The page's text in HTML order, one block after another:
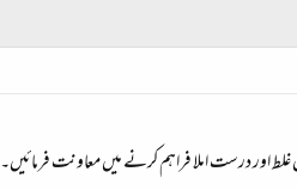
غلط اور درست املا فراہم کرنے میں معاونت فرمائیں۔